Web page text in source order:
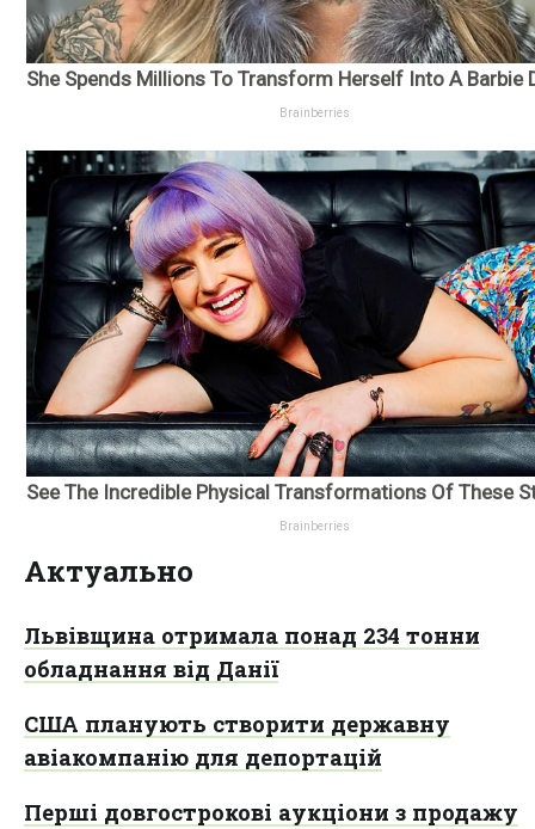
Актуально
Львівщина отримала понад 234 тонни
обладнання від Данії
США планують створити державну
авіакомпанію для депортацій
Перші довгострокові аукціони з продажу